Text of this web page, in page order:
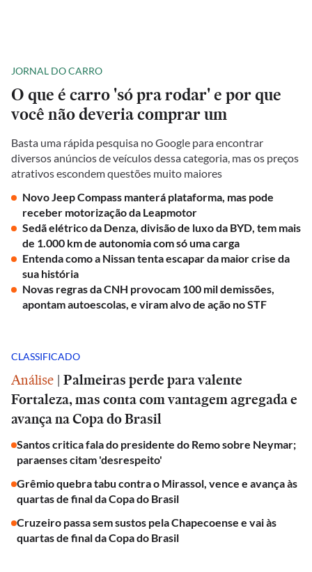
JORNAL DO CARRO
O que é carro 'só pra rodar' e por que
você não deveria comprar um
Basta uma rápida pesquisa no Google para encontrar
diversos anúncios de veículos dessa categoria, mas os preços
atrativos escondem questões muito maiores
Novo Jeep Compass manterá plataforma, mas pode
receber motorização da Leapmotor
Sedã elétrico da Denza, divisão de luxo da BYD, tem mais
de 1.000 km de autonomia com só uma carga
Entenda como a Nissan tenta escapar da maior crise da
sua história
Novas regras da CNH provocam 100 mil demissões,
apontam autoescolas, e viram alvo de ação no STF
CLASSIFICADO
Análise | Palmeiras perde para valente
Fortaleza, mas conta com vantagem agregada e
avança na Copa do Brasil
Santos critica fala do presidente do Remo sobre Neymar;
paraenses citam 'desrespeito'
Grêmio quebra tabu contra o Mirassol, vence e avança às
quartas de final da Copa do Brasil
Cruzeiro passa sem sustos pela Chapecoense e vai às
quartas de final da Copa do Brasil